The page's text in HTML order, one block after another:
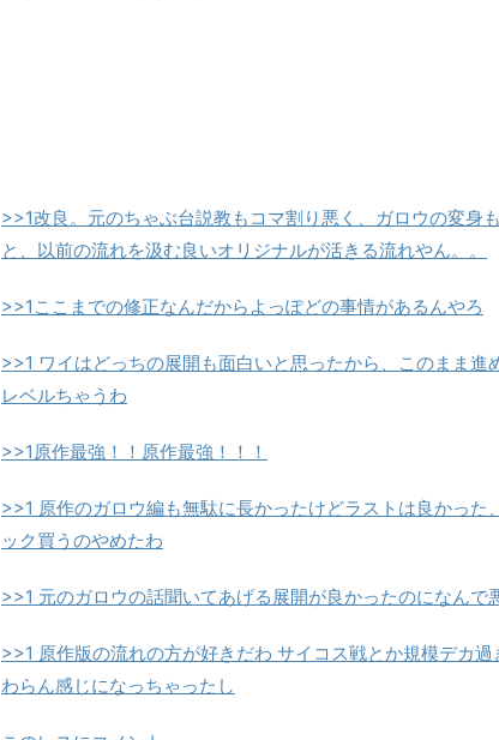
>>1改良。元のちゃぶ台説教もコマ割り悪く、ガロウの変身
と、以前の流れを汲む良いオリジナルが活きる流れやん。。
>>1ここまでの修正なんだからよっぽどの事情があるんやろ
>>1 ワイはどっちの展開も面白いと思ったから、このまま進
レベルちゃうわ
>>1原作最強！！原作最強！！！
>>1 原作のガロウ編も無駄に長かったけどラストは良かった
ック買うのやめたわ
>>1 元のガロウの話聞いてあげる展開が良かったのになんで
>>1 原作版の流れの方が好きだわ サイコス戦とか規模デカ
わらん感じになっちゃったし